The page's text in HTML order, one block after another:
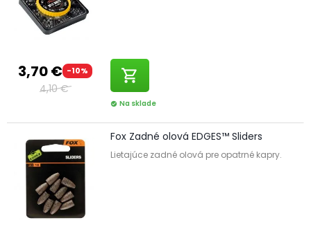
3,70 € -10%
4,10 €
shopping_cart
check_circle Na sklade
Fox Zadné olová EDGES™ Sliders
Lietajúce zadné olová pre opatrné kapry.